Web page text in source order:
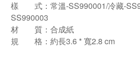
樣 式：常溫-SS990001/冷藏-
SS990003
材 質：合成紙
規 格：約長3.6 * 寬2.8 cm